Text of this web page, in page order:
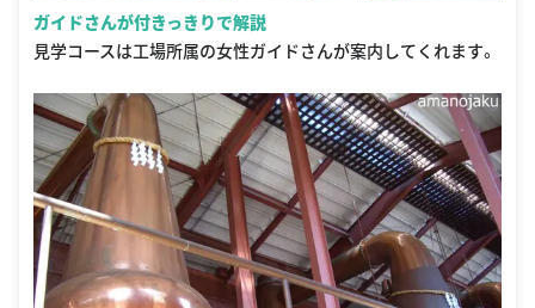
ガイドさんが付きっきりで解説
見学コースは工場所属の女性ガイドさんが案内してくれます。